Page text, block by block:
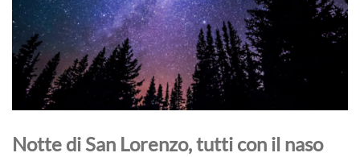
Notte di San Lorenzo, tutti con il naso